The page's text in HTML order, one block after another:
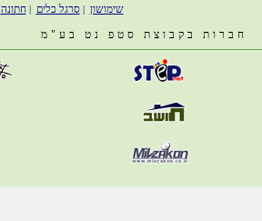
שימושון |סרגל כלים |חתונה
חברות בקבוצת סטפ נט בע"מ